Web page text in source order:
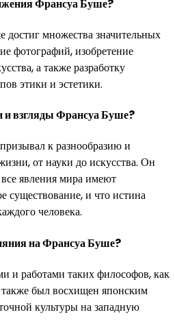
Франсуа Буше?
множества значительных
фотографий, изобретение
а также разработку
этики и эстетики.
и взгляды Франсуа Буше?
к разнообразию и
от науки до искусства. Он
явления мира имеют
существование, и что истина
человека.
на Франсуа Буше?
и работами таких философов, как
был восхищен японским
культуры на западную